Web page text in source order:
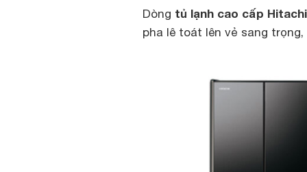
Dòng tủ lạnh cao cấp Hitachi
pha lê toát lên vẻ sang